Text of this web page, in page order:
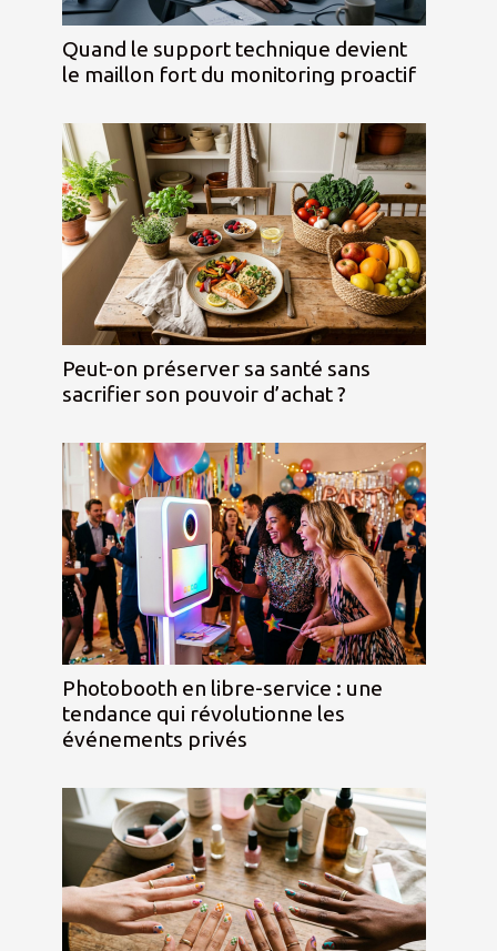
Quand le support technique devient
le maillon fort du monitoring proactif
Peut-on préserver sa santé sans
sacrifier son pouvoir d’achat ?
Photobooth en libre-service : une
tendance qui révolutionne les
événements privés